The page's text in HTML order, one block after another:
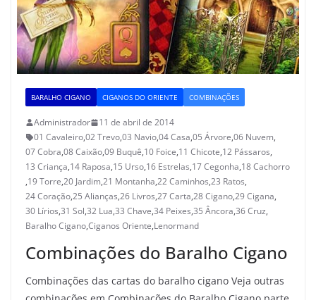
BARALHO CIGANO CIGANOS DO ORIENTE COMBINAÇÕES
Administrador
11 de abril de 2014
01 Cavaleiro,02 Trevo,03 Navio,04 Casa,05 Árvore,06 Nuvem,
07 Cobra,08 Caixão,09 Buquê,10 Foice,11 Chicote,12 Pássaros,
13 Criança,14 Raposa,15 Urso,16 Estrelas,17 Cegonha,18 Cachorro
,19 Torre,20 Jardim,21 Montanha,22 Caminhos,23 Ratos,
24 Coração,25 Alianças,26 Livros,27 Carta,28 Cigano,29 Cigana,
30 Lírios,31 Sol,32 Lua,33 Chave,34 Peixes,35 Âncora,36 Cruz,
Baralho Cigano,Ciganos Oriente,Lenormand
Combinações do Baralho Cigano
Combinações das cartas do baralho cigano Veja outras